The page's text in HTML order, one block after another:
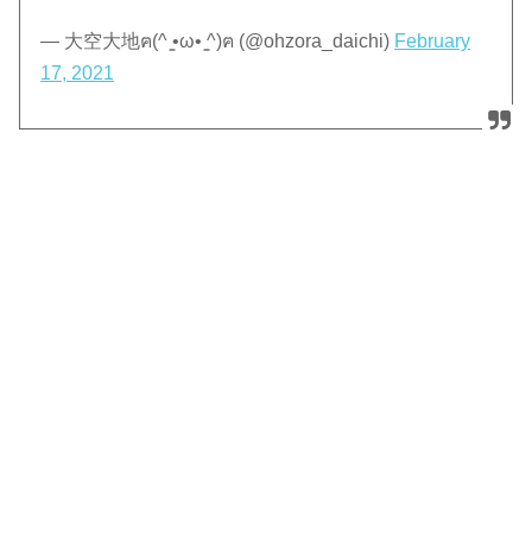
— 大空大地ฅ(^ ̳•ω• ̳^)︎ฅ (@ohzora_daichi) February
17, 2021